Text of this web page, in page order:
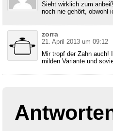
Sieht wirklich zum
noch nie gehört, obwohl
zorra
21. April 2013 um 09:12
Mir tropf der Zahn auch!
milden Variante und